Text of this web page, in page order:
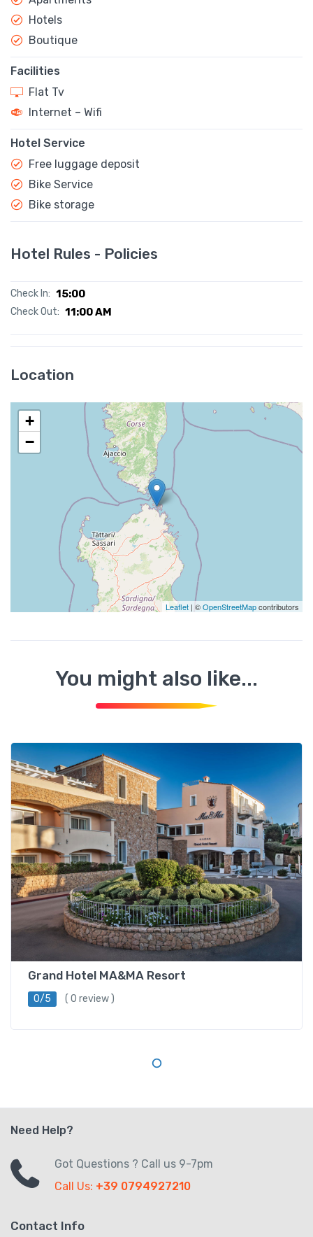
Hotels
Boutique
Facilities
Flat Tv
Internet – Wifi
Hotel Service
Free luggage deposit
Bike Service
Bike storage
Hotel Rules - Policies
Check In: 15:00
Check Out: 11:00 AM
Location
+
−
Leaflet | ©OpenStreetMapcontributors
You might also like...
Via Don Vico n. 9 Loc. Padule La Maddalena (OT)
Grand Hotel MA&MA Resort
0/5 ( 0 review )
Need Help?
Got Questions ? Call us 9-7pm
Call Us: +39 0794927210
Contact Info